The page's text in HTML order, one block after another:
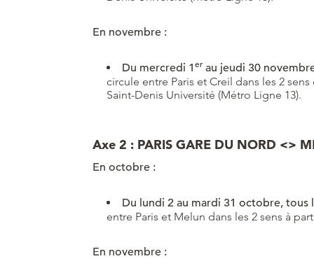
En novembre :
Du mercredi 1er au jeudi 30
circule entre Paris et Creil dans les 2
Saint-Denis Université (Métro Ligne 13).
Axe 2 : PARIS GARE DU NORD <>
En octobre :
Du lundi 2 au mardi 31 octobre, tous
entre Paris et Melun dans les 2 sens à
En novembre :